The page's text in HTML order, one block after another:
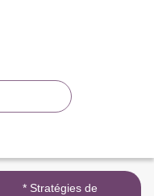
* Stratégies de